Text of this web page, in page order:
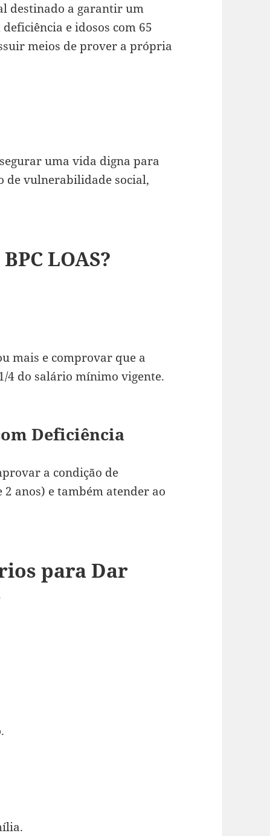
destinado a garantir um
e idosos com 65
meios de prover a própria
uma vida digna para
de vulnerabilidade social,
LOAS?
mais e comprovar que a
do salário mínimo vigente.
Deficiência
a condição de
anos) e também atender ao
para Dar